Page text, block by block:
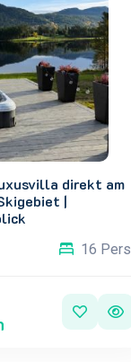
direkt am
|
16 Pers.